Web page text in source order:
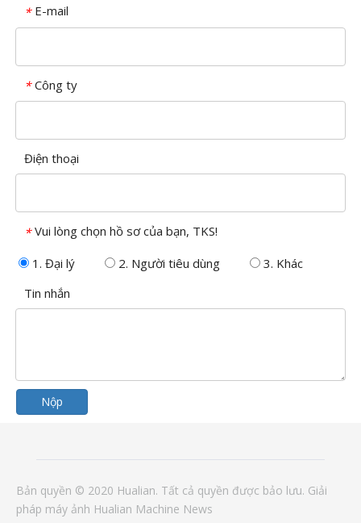
* E-mail
* Công ty
Điện thoại
* Vui lòng chọn hồ sơ của bạn, TKS!
1. Đại lý
2. Người tiêu dùng
3. Khác
Tin nhắn
Nộp
Bản quyền © 2020 Hualian. Tất cả quyền được bảo lưu. Giải
pháp máy ảnh Hualian Machine News